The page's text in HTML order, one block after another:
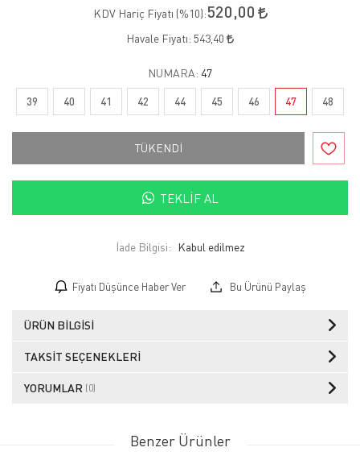
KDV Hariç Fiyatı (%10):520,00
Havale Fiyatı: 543,40
NUMARA: 47
39 40 41 42 44 45 46 47 48
TÜKENDİ
TEKLIF AL
İade Bilgisi:
Fiyatı Düşünce Haber Ver Bu Ürünü Paylaş
ÜRÜN BILGISI
TAKSIT SEÇENEKLERI
YORUMLAR (0)
Benzer Ürünler